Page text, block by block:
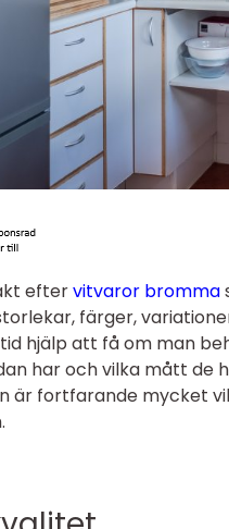
eftervitvaror bromma
färger,
hjälp att få om man
har och vilka mått de
är fortfarande mycket